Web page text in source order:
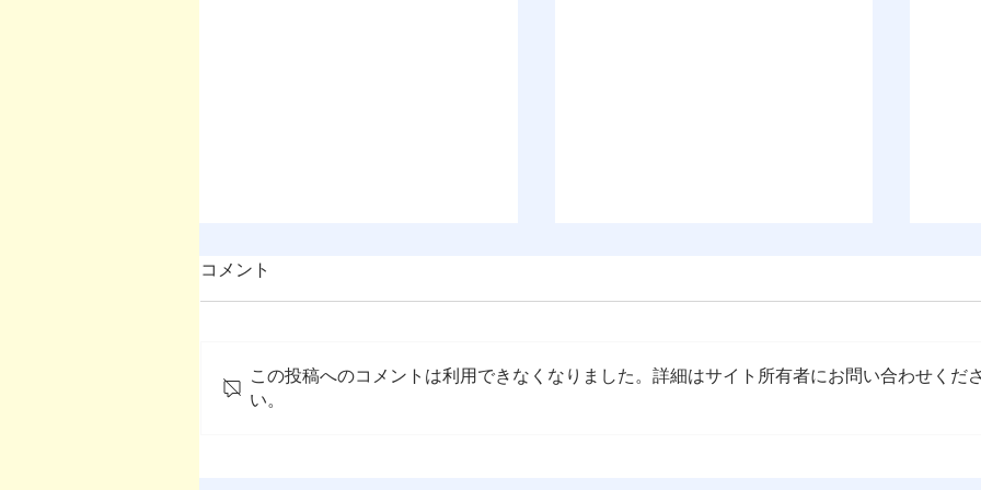
コメント
この投稿へのコメントは利用できなくなりました。詳細はサイト所有者にお問い合わせくださ
い。